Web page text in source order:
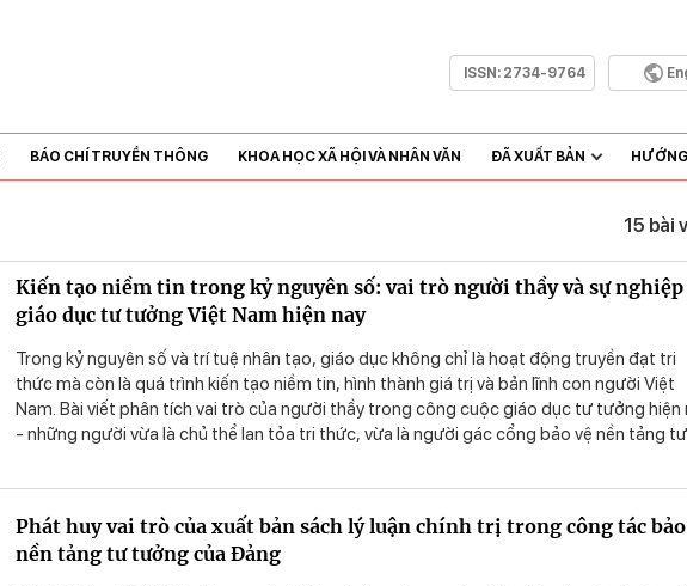
ISSN: 2734-9764
BÁO CHÍ TRUYỀN THÔNG KHOA HỌC XÃ HỘI VÀ NHÂN VĂN ĐÃ XUẤT BẢN
15 bài
Kiến tạo niềm tin trong kỷ nguyên số: vai trò người thầy và sự nghiệp
giáo dục tư tưởng Việt Nam hiện nay
Trong kỷ nguyên số và trí tuệ nhân tạo, giáo dục không chỉ là hoạt động truyền đạt tri
thức mà còn là quá trình kiến tạo niềm tin, hình thành giá trị và bản lĩnh con người Việt
Nam. Bài viết phân tích vai trò của người thầy trong công cuộc giáo dục tư tưởng hiện
- những người vừa là chủ thể lan tỏa tri thức, vừa là người gác cổng bảo vệ nền tảng tư
Lênin và tư tưởng Hồ Chí Minh, tác giả chỉ ra những yêu cầu mới đặt ra với đội ngũ nhà
giáo trong kỷ nguyên số, đồng thời đề xuất định hướng phát triển đội ngũ người thầy
hồng, vừa chuyên , có năng lực công nghệ, phẩm chất tư tưởng vững vàng và tinh thần
đổi mới sáng tạo - những nhân tố trung tâm trong hành trình xây dựng con người Việt
Phát huy vai trò của xuất bản sách lý luận chính trị trong công tác
nền tảng tư tưởng của Đảng